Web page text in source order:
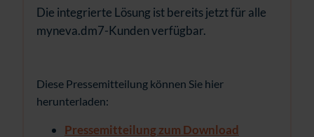
Die integrierte Lösung ist bereits jetzt für alle
myneva.dm7-Kunden verfügbar.
Diese Pressemitteilung können Sie hier
herunterladen:
Pressemitteilung zum Download